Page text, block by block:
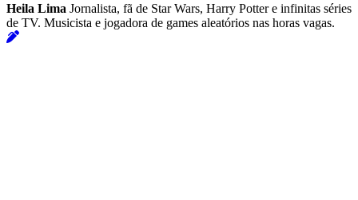
Heila Lima Jornalista, fã de Star Wars, Harry Potter e infinitas séries
de TV. Musicista e jogadora de games aleatórios nas horas vagas.